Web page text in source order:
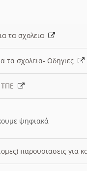
τα σχολεια
τα σχολεια- Οδηγιες
ΤΠΕ
ψηφιακά
παρουσιασεις για